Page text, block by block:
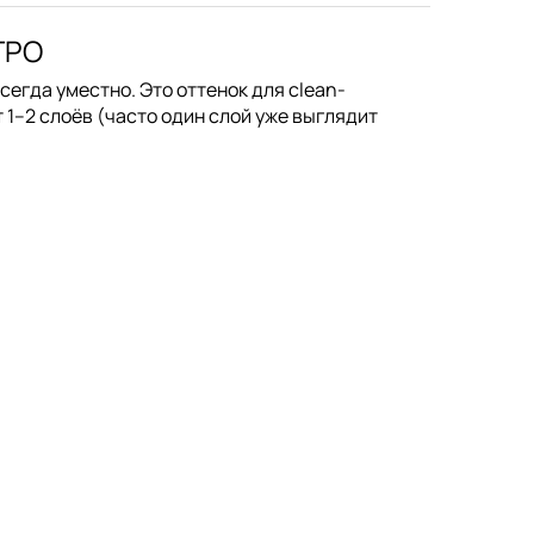
уместно. Это оттенок для clean-
1–2 слоёв (часто один слой уже выглядит